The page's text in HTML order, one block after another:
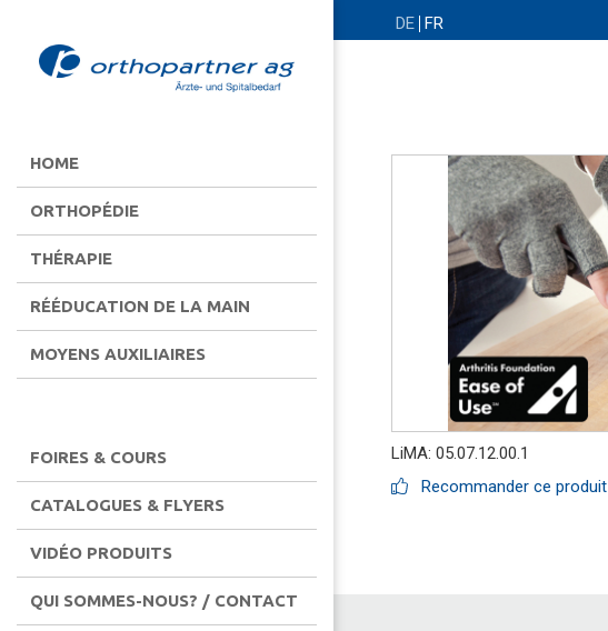
DE FR
HOME
ORTHOPÉDIE
THÉRAPIE
RÉÉDUCATION DE LA MAIN
MOYENS AUXILIAIRES
FOIRES & COURS
CATALOGUES & FLYERS
VIDÉO PRODUITS
QUI SOMMES-NOUS? / CONTACT
LiMA: 05.07.12.00.1
Recommander ce produit